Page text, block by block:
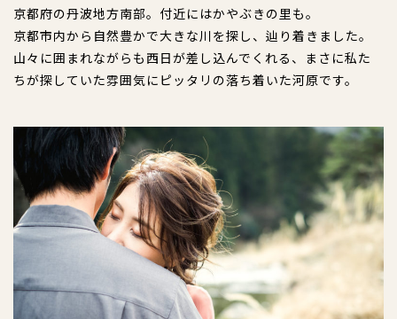
京都府の丹波地方南部。付近にはかやぶきの里も。
京都市内から自然豊かで大きな川を探し、辿り着きました。
山々に囲まれながらも西日が差し込んでくれる、まさに私た
ちが探していた雰囲気にピッタリの落ち着いた河原です。